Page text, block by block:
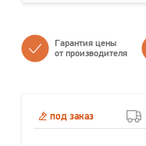
Гарантия цены
от производителя
под заказ